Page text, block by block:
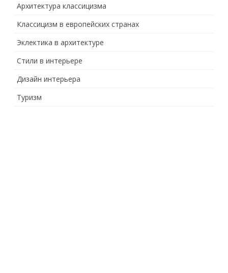
Архитектура классицизма
Классицизм в европейских странах
Эклектика в архитектуре
Стили в интерьере
Дизайн интерьера
Туризм